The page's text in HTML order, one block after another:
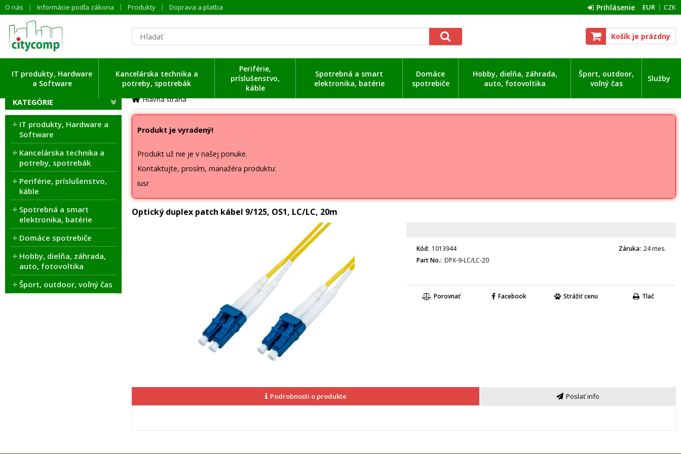
O nás Informácie podľa zákona Produkty Doprava a platba EUR CZK
Prihlásenie
Košík je prázdny
IT produkty, Hardware
a Software
Kancelárska technika a
potreby, spotrebák
Periférie,
príslušenstvo,
káble
Spotrebná a smart
elektronika, batérie
Domáce
spotrebiče
Hobby, dielňa, záhrada,
auto, fotovoltika
Šport, outdoor,
voľný čas
Služby
KATEGÓRIE
IT produkty, Hardware a
Software
Kancelárska technika a
potreby, spotrebák
Periférie, príslušenstvo,
káble
Spotrebná a smart
elektronika, batérie
Domáce spotrebiče
Hobby, dielňa, záhrada,
auto, fotovoltika
Šport, outdoor, voľný čas
Hlavná strana
Produkt je vyradený!
Produkt už nie je v našej ponuke.
Kontaktujte, prosím, manažéra produktu:
iusr
Optický duplex patch kábel 9/125, OS1, LC/LC, 20m
Kód 1013944
Part No. DPX-9-LC/LC-20
Záruka 24 mes.
Porovnať Facebook Strážiť cenu Tlač
Podrobnosti o produkte Poslať info